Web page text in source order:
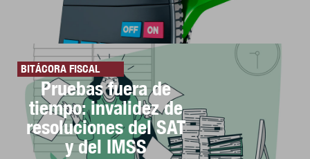
BITÁCORA FISCAL
Pruebas fuera de
tiempo: invalidez de
resoluciones del SAT
y del IMSS